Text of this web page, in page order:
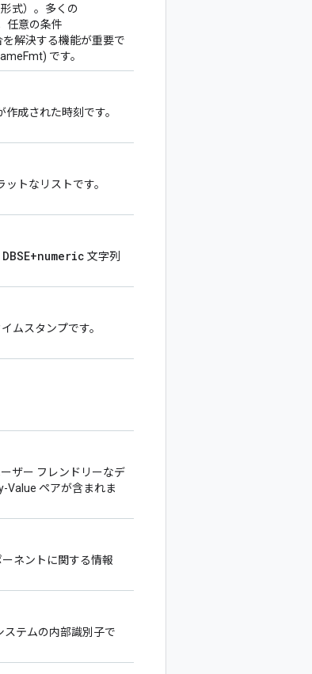
式）。多くの
任意の条件
解決する機能が重要で
です。
成された時刻です。
トなリストです。
DBSE+numeric 文字列
ムスタンプです。
ザー フレンドリーなデ
Value ペアが含まれま
ネントに関する情報
テムの内部識別子で